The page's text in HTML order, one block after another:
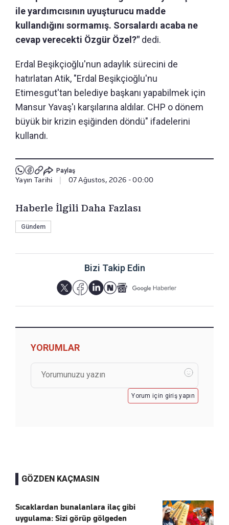
ile yardımcısının uyuşturucu madde
kullandığını sormamış. Sorsalardı acaba ne
cevap verecekti Özgür Özel?" dedi.
Erdal Beşikçioğlu'nun adaylık sürecini de
hatırlatan Atik, "Erdal Beşikçioğlu'nu
Etimesgut'tan belediye başkanı yapabilmek için
Mansur Yavaş'ı karşılarına aldılar. CHP o dönem
büyük bir krizin eşiğinden döndü" ifadelerini
kullandı.
Paylaş
Yayın Tarihi 07 Ağustos, 2026 - 00:00
Haberle İlgili Daha Fazlası
Gündem
Bizi Takip Edin
YORUMLAR
Yorum için giriş yapın
GÖZDEN KAÇMASIN
Sıcaklardan bunalanlara ilaç gibi
uygulama: Sizi görüp gölgeden